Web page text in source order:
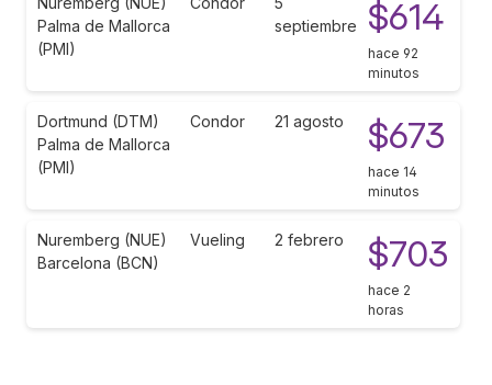
Palma de Mallorca
(PMI)
septiembre
$614
hace 92
minutos
Dortmund (DTM)
Palma de Mallorca
(PMI)
Condor 21 agosto $673
hace 14
minutos
Nuremberg (NUE)
Barcelona (BCN)
Vueling 2 febrero $703
hace 2
horas